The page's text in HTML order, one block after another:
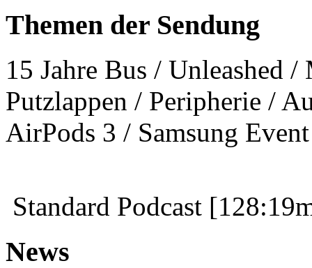
Themen der Sendung
15 Jahre Bus / Unleashed
Putzlappen / Peripherie /
AirPods 3 / Samsung
Standard Podcast
News